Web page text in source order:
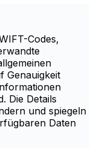
Codes,
Genauigkeit
Die Details
und spiegeln
Daten